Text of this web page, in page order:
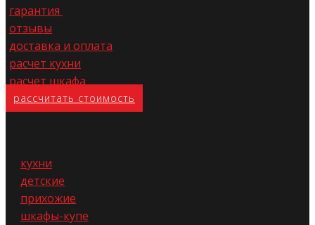
гарантия
отзывы
доставка и оплата
расчет кухни
расчет шкафа
расс​читать стоимость
кухни
детские
прихожие
шкафы-купе